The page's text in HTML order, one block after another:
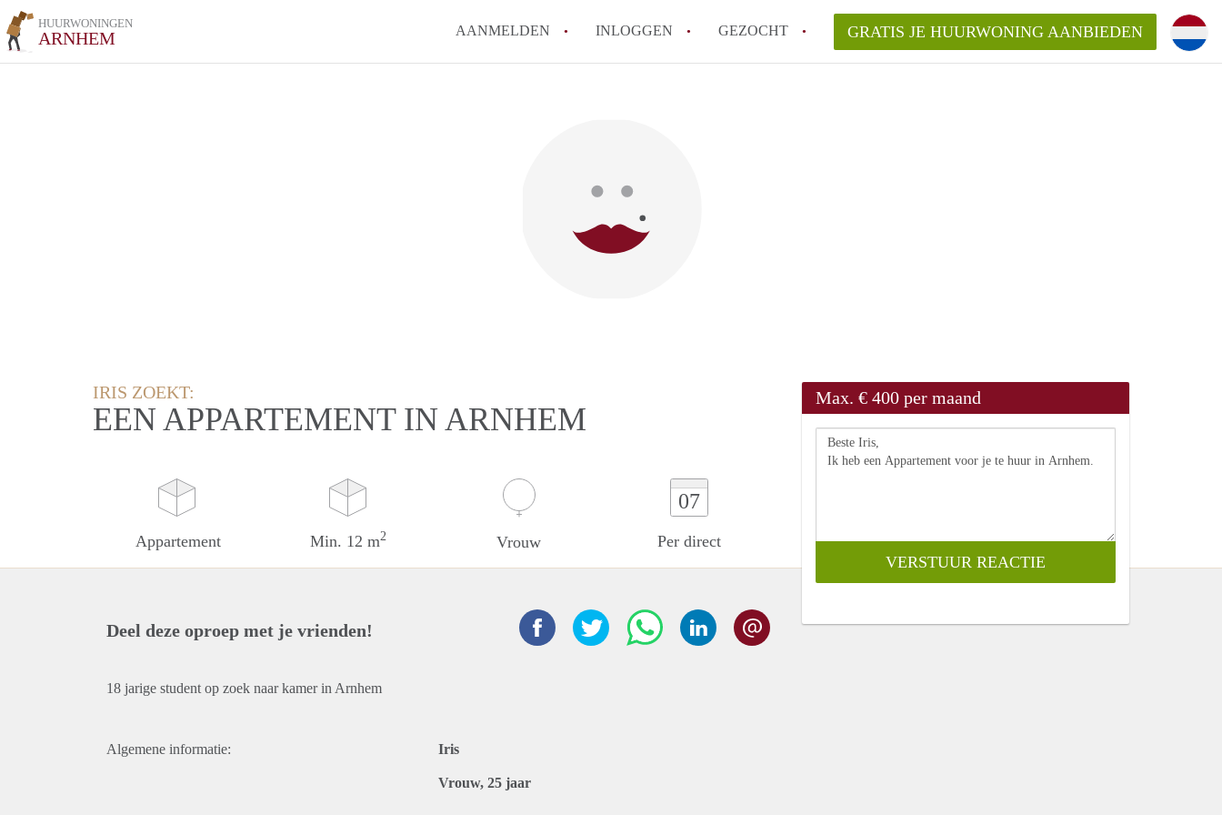
HUURWONINGEN
ARNHEM AANMELDEN INLOGGEN GEZOCHT GRATIS JE HUURWONING AANBIEDEN
IRIS ZOEKT:
EEN APPARTEMENT IN ARNHEM
Appartement Min. 12 m2 Vrouw
07
Per direct
Max. € 400 per maand
Deel deze oproep met je vrienden!
18 jarige student op zoek naar kamer in Arnhem
Algemene informatie: Iris
Vrouw, 25 jaar